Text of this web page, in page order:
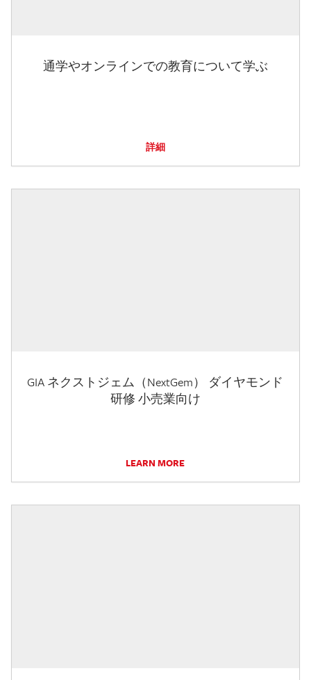
通学やオンラインでの教育について学ぶ
詳細
GIA ネクストジェム（NextGem） ダイヤモンド
研修 小売業向け
LEARN MORE